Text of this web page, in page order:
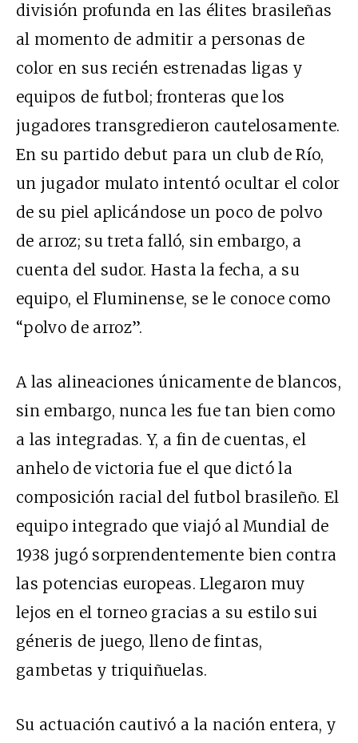
división profunda en las élites brasileñas
al momento de admitir a personas de
color en sus recién estrenadas ligas y
equipos de futbol; fronteras que los
jugadores transgredieron cautelosamente.
En su partido debut para un club de Río,
un jugador mulato intentó ocultar el color
de su piel aplicándose un poco de polvo
de arroz; su treta falló, sin embargo, a
cuenta del sudor. Hasta la fecha, a su
equipo, el Fluminense, se le conoce como
“polvo de arroz”.
A las alineaciones únicamente de blancos,
sin embargo, nunca les fue tan bien como
a las integradas. Y, a fin de cuentas, el
anhelo de victoria fue el que dictó la
composición racial del futbol brasileño. El
equipo integrado que viajó al Mundial de
1938 jugó sorprendentemente bien contra
las potencias europeas. Llegaron muy
lejos en el torneo gracias a su estilo sui
géneris de juego, lleno de fintas,
gambetas y triquiñuelas.
Su actuación cautivó a la nación entera, y